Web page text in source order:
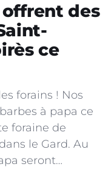
offrent des
ce
forains ! Nos
à papa ce
foraine de
le Gard. Au
seront…